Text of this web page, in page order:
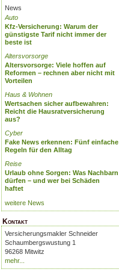
News
Auto
Kfz-Versicherung: Warum der
günstigste Tarif nicht immer der
beste ist
Altersvorsorge
Altersvorsorge: Viele hoffen auf
Reformen – rechnen aber nicht mit
Vorteilen
Haus & Wohnen
Wertsachen sicher aufbewahren:
Reicht die Hausratversicherung
aus?
Cyber
Fake News erkennen: Fünf einfache
Regeln für den Alltag
Reise
Urlaub ohne Sorgen: Was Nachbarn
dürfen – und wer bei Schäden
haftet
weitere News
Kontakt
Versicherungsmakler Schneider
Schaumbergswustung 1
96268 Mitwitz
mehr...